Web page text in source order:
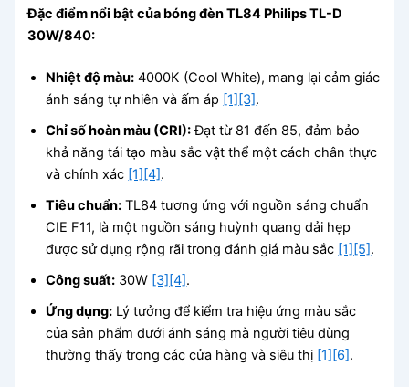
Đặc điểm nổi bật của bóng đèn TL84 Philips TL-D
30W/840:
Nhiệt độ màu: 4000K (Cool White), mang lại cảm giác
ánh sáng tự nhiên và ấm áp [1] [3].
Chỉ số hoàn màu (CRI):Đạt từ 81 đến 85, đảm bảo
khả năng tái tạo màu sắc vật thể một cách chân thực
và chính xác [1] [4].
Tiêu chuẩn: TL84 tương ứng với nguồn sáng chuẩn
CIE F11, là một nguồn sáng huỳnh quang dải hẹp
được sử dụng rộng rãi trong đánh giá màu sắc [1] [5].
Công suất: 30W [3] [4].
Ứng dụng: Lý tưởng để kiểm tra hiệu ứng màu sắc
của sản phẩm dưới ánh sáng mà người tiêu dùng
thường thấy trong các cửa hàng và siêu thị [1] [6].